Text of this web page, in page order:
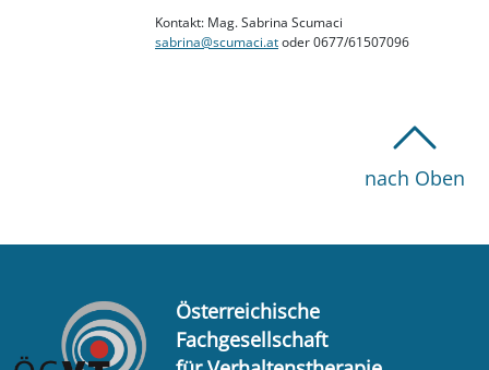
Kontakt: Mag. Sabrina Scumaci
sabrina@scumaci.atoder 0677/61507096
nach Oben
Österreichische
Fachgesellschaft